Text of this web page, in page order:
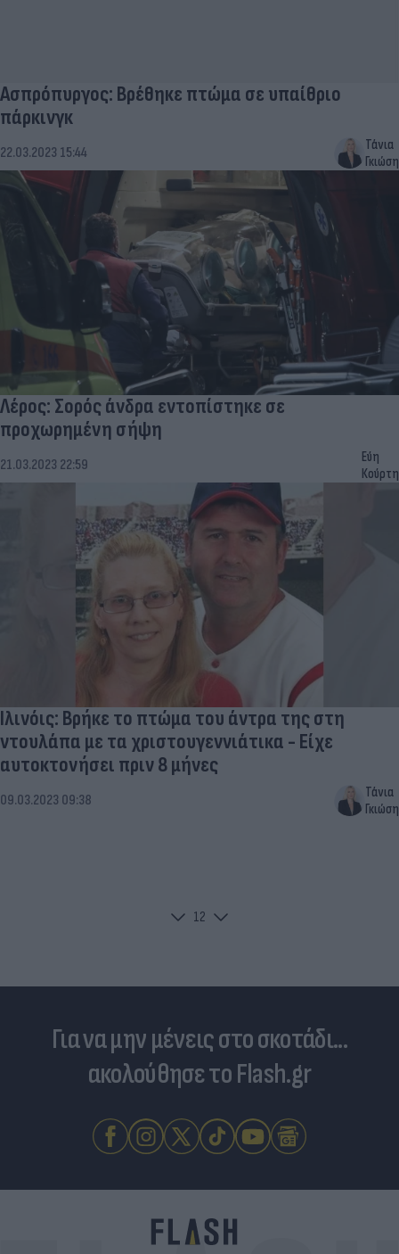
Ασπρόπυργος: Βρέθηκε πτώμα σε υπαίθριο
πάρκινγκ
22.03.2023 15:44
Τάνια
Γκιώση
Λέρος: Σορός άνδρα εντοπίστηκε σε
προχωρημένη σήψη
21.03.2023 22:59
Εύη
Κούρτη
Ιλινόις: Βρήκε το πτώμα του άντρα της στη
ντουλάπα με τα χριστουγεννιάτικα - Είχε
αυτοκτονήσει πριν 8 μήνες
09.03.2023 09:38
Τάνια
Γκιώση
12
Για να μην μένεις στο σκοτάδι...
ακολούθησε το Flash.gr